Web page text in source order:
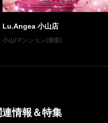
Lu.Angea 小山店
小山/マンション(個室)
連情報＆特集